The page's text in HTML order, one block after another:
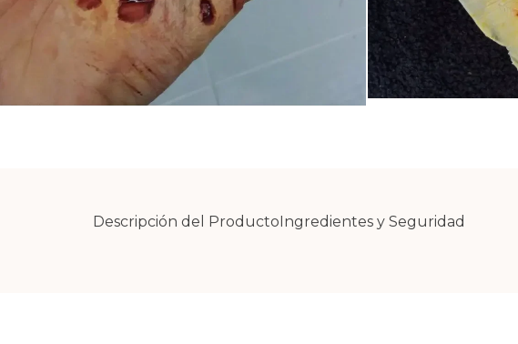
Descripción del ProductoIngredientes y Seguridad